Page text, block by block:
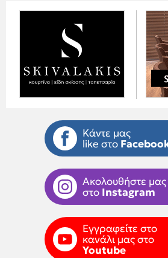
Κάντε μας
like στο
Ακολουθήστε μας
στο Instagram
Εγγραφείτε στο
κανάλι μας στο
Youtube